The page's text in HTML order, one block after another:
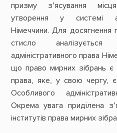
призму з’ясування
утворення у системі
Німеччини. Для досягнення
стисло
адміністративного права
що право мирних зібрань є
права, яке, у свою чергу,
Особливого
Окрема увага приділена
інститутів права мирних